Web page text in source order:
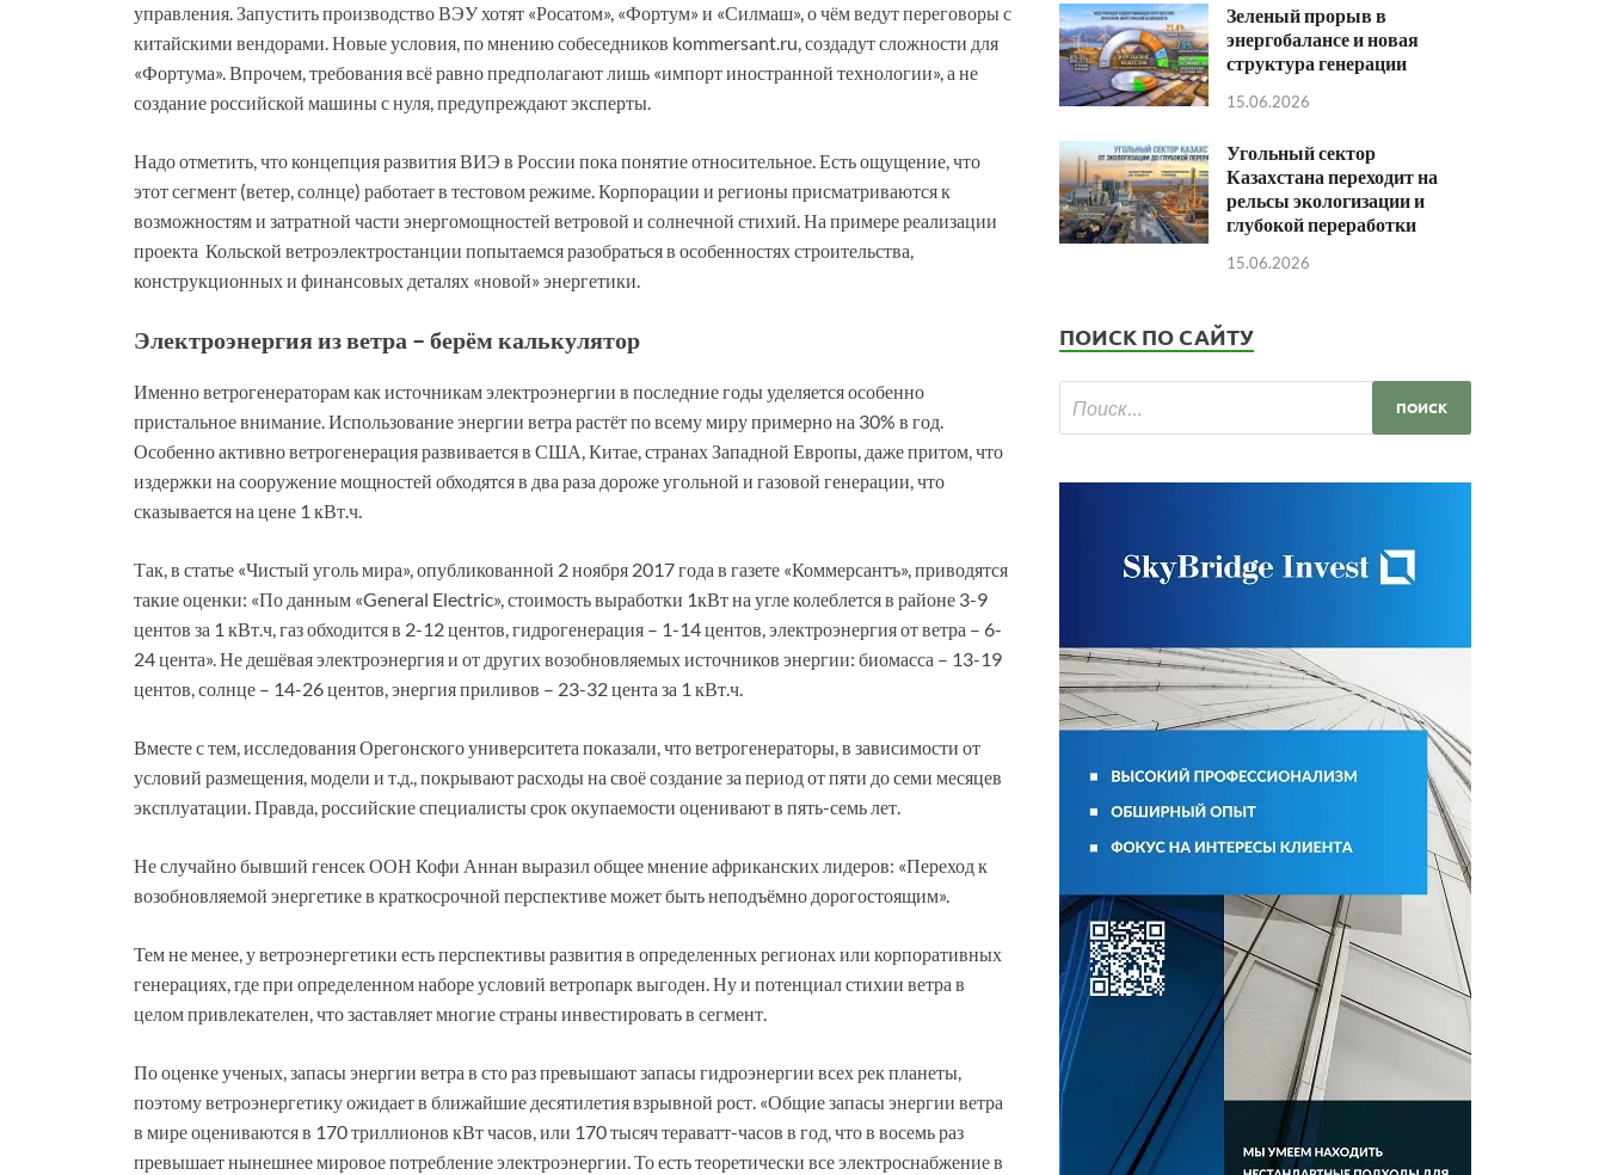
управления. Запустить производство ВЭУ хотят «Росатом», «Фортум» и «Силмаш», о чём ведут переговоры с
китайскими вендорами. Новые условия, по мнению собеседников kommersant.ru, создадут сложности для
«Фортума». Впрочем, требования всё равно предполагают лишь «импорт иностранной технологии», а не
создание российской машины с нуля, предупреждают эксперты.
Надо отметить, что концепция развития ВИЭ в России пока понятие относительное. Есть ощущение, что
этот сегмент (ветер, солнце) работает в тестовом режиме. Корпорации и регионы присматриваются к
возможностям и затратной части энергомощностей ветровой и солнечной стихий. На примере реализации
проекта Кольской ветроэлектростанции попытаемся разобраться в особенностях строительства,
конструкционных и финансовых деталях «новой» энергетики.
Электроэнергия из ветра – берём калькулятор
Именно ветрогенераторам как источникам электроэнергии в последние годы уделяется особенно
пристальное внимание. Использование энергии ветра растёт по всему миру примерно на 30% в год.
Особенно активно ветрогенерация развивается в США, Китае, странах Западной Европы, даже притом, что
издержки на сооружение мощностей обходятся в два раза дороже угольной и газовой генерации, что
сказывается на цене 1 кВт.ч.
Так, в статье «Чистый уголь мира», опубликованной 2 ноября 2017 года в газете «Коммерсантъ», приводятся
такие оценки: «По данным «General Electric», стоимость выработки 1кВт на угле колеблется в районе 3-9
центов за 1 кВт.ч, газ обходится в 2-12 центов, гидрогенерация – 1-14 центов, электроэнергия от ветра – 6-
24 цента». Не дешёвая электроэнергия и от других возобновляемых источников энергии: биомасса – 13-19
центов, солнце – 14-26 центов, энергия приливов – 23-32 цента за 1 кВт.ч.
Вместе с тем, исследования Орегонского университета показали, что ветрогенераторы, в зависимости от
условий размещения, модели и т.д., покрывают расходы на своё создание за период от пяти до семи месяцев
эксплуатации. Правда, российские специалисты срок окупаемости оценивают в пять-семь лет.
Не случайно бывший генсек ООН Кофи Аннан выразил общее мнение африканских лидеров: «Переход к
возобновляемой энергетике в краткосрочной перспективе может быть неподъёмно дорогостоящим».
Тем не менее, у ветроэнергетики есть перспективы развития в определенных регионах или корпоративных
генерациях, где при определенном наборе условий ветропарк выгоден. Ну и потенциал стихии ветра в
целом привлекателен, что заставляет многие страны инвестировать в сегмент.
По оценке ученых, запасы энергии ветра в сто раз превышают запасы гидроэнергии всех рек планеты,
поэтому ветроэнергетику ожидает в ближайшие десятилетия взрывной рост. «Общие запасы энергии ветра
в мире оцениваются в 170 триллионов кВт часов, или 170 тысяч тераватт-часов в год, что в восемь раз
превышает нынешнее мировое потребление электроэнергии. То есть теоретически все электроснабжение в
Зеленый прорыв в
энергобалансе и новая
структура генерации
15.06.2026
Угольный сектор
Казахстана переходит на
рельсы экологизации и
глубокой переработки
15.06.2026
ПОИСК ПО САЙТУ